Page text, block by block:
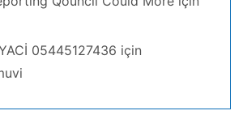
05445127436 için